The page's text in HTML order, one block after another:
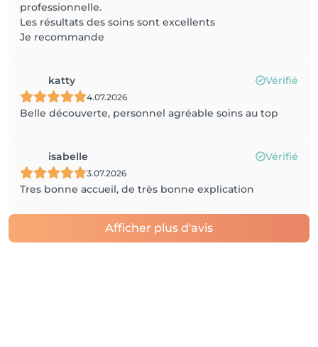
professionnelle.
Les résultats des soins sont excellents
Je recommande
katty Vérifié
4.07.2026
Belle découverte, personnel agréable soins au top
isabelle Vérifié
3.07.2026
Tres bonne accueil, de très bonne explication
Afficher plus d'avis